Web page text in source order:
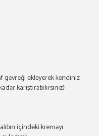
gevreği ekleyerek kendiniz
karıştırabilirsiniz)
içindeki kremayı